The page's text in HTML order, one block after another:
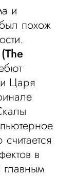
и
похож
Царя
в
главным